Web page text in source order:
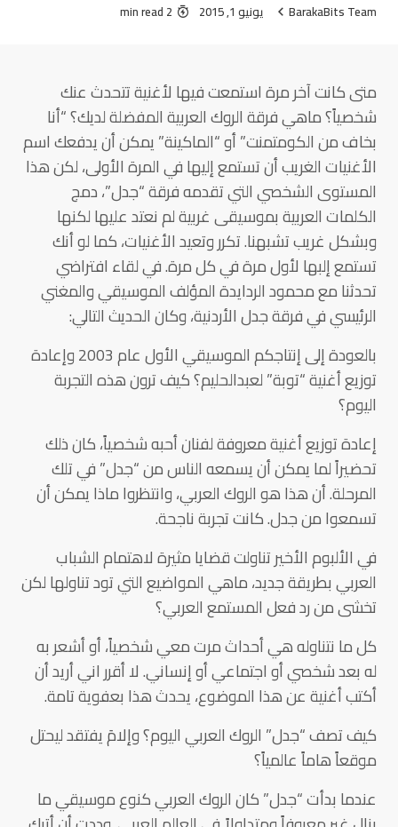
BarakaBits Team يونيو 1, 2015 2 min read
متى كانت آخر مرة استمعت فيها لأغنية تتحدث عنك
شخصياً؟ ماهي فرقة الروك العربية المفضلة لديك؟ “أنا
بخاف من الكومتمنت” أو “الماكينة” يمكن أن يدفعك اسم
الأغنيات الغريب أن تستمع إليها في المرة الأولى، لكن هذا
المستوى الشخصي التي تقدمه فرقة “جدل”، دمج
الكلمات العربية بموسيقى غربية لم نعتد عليها لكنها
وبشكل غريب تشبهنا. تكرر وتعيد الأغنيات، كما لو أنك
تستمع إلبها لأول مرة في كل مرة. في لقاء افتراضي
تحدثنا مع محمود الردايدة المؤلف الموسيقي والمغني
الرئيسي في فرقة جدل الأردنية، وكان الحديث التالي:
بالعودة إلى إنتاجكم الموسيقي الأول عام 2003 وإعادة
توزيع أغنية “توبة” لعبدالحليم؟ كيف ترون هذه التجربة
اليوم؟
إعادة توزيع أغنية معروفة لفنان أحبه شخصياً، كان ذلك
تحضيراً لما يمكن أن يسمعه الناس من “جدل” في تلك
المرحلة. أن هذا هو الروك العربي، وانتظروا ماذا يمكن أن
تسمعوا من جدل. كانت تجربة ناجحة.
في الألبوم الأخير تناولت قضايا مثيرة لاهتمام الشباب
العربي بطريقة جديد، ماهي المواضيع التي تود تناولها لكن
تخشى من رد فعل المستمع العربي؟
كل ما نتناوله هي أحداث مرت معي شخصياً، أو أشعر به
له بعد شخصي أو اجتماعي أو إنساني. لا أقرر اني أريد أن
أكتب أغنية عن هذا الموضوع، يحدث هذا بعفوية تامة.
كيف تصف “جدل” الروك العربي اليوم؟ وإلامَ يفتقد ليحتل
موقعاً هاماً عالمياً؟
عندما بدأت “جدل” كان الروك العربي كنوع موسيقي ما